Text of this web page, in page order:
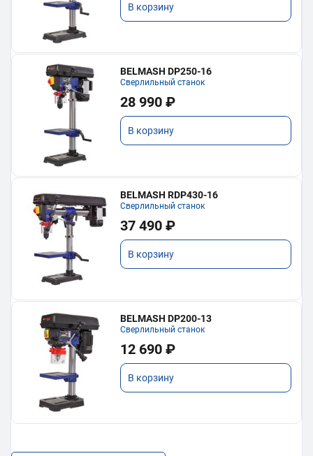
В корзину
BELMASH DP250-16
Сверлильный станок
28 990 ₽
В корзину
BELMASH RDP430-16
Сверлильный станок
37 490 ₽
В корзину
BELMASH DP200-13
Сверлильный станок
12 690 ₽
В корзину